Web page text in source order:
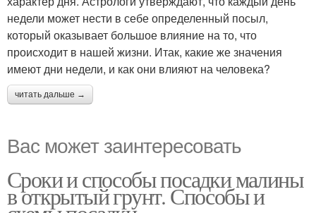
недели может нести в себе определенный посыл,
который оказывает большое влияние на то, что
происходит в нашей жизни. Итак, какие же значения
имеют дни недели, и как они влияют на человека?
читать дальше →
Вас может заинтересовать
Сроки и способы посадки малины
в открытый грунт. Способы и